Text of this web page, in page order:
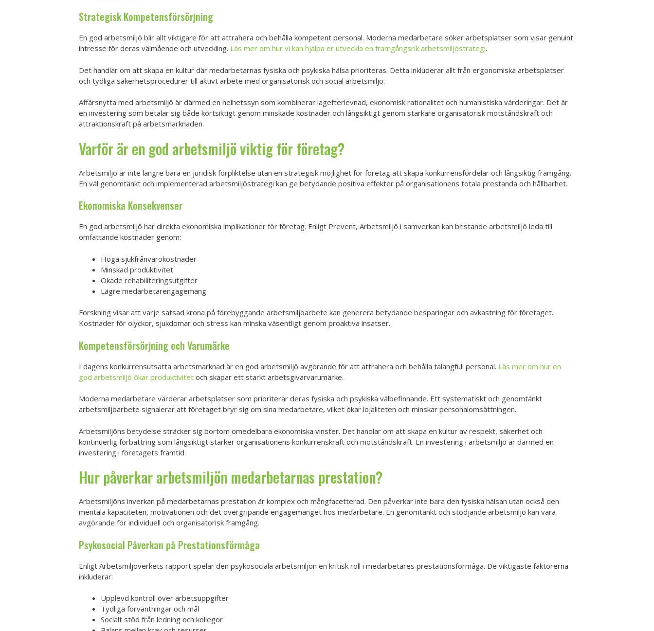
Strategisk Kompetensförsörjning
En god arbetsmiljö blir allt viktigare för att attrahera och behålla kompetent personal. Moderna medarbetare söker arbetsplatser som visar genuint
intresse för deras välmående och utveckling. Läs mer om hur vi kan hjälpa er utveckla en framgångsrik arbetsmiljöstrategi.
Det handlar om att skapa en kultur där medarbetarnas fysiska och psykiska hälsa prioriteras. Detta inkluderar allt från ergonomiska arbetsplatser
och tydliga säkerhetsprocedurer till aktivt arbete med organisatorisk och social arbetsmiljö.
Affärsnytta med arbetsmiljö är därmed en helhetssyn som kombinerar lagefterlevnad, ekonomisk rationalitet och humanistiska värderingar. Det är
en investering som betalar sig både kortsiktigt genom minskade kostnader och långsiktigt genom starkare organisatorisk motståndskraft och
attraktionskraft på arbetsmarknaden.
Varför är en god arbetsmiljö viktig för företag?
Arbetsmiljö är inte längre bara en juridisk förpliktelse utan en strategisk möjlighet för företag att skapa konkurrensfördelar och långsiktig framgång.
En väl genomtänkt och implementerad arbetsmiljöstrategi kan ge betydande positiva effekter på organisationens totala prestanda och hållbarhet.
Ekonomiska Konsekvenser
En god arbetsmiljö har direkta ekonomiska implikationer för företag. Enligt Prevent, Arbetsmiljö i samverkan kan bristande arbetsmiljö leda till
omfattande kostnader genom:
Höga sjukfrånvarokostnader
Minskad produktivitet
Ökade rehabiliteringsutgifter
Lägre medarbetarengagemang
Forskning visar att varje satsad krona på förebyggande arbetsmiljöarbete kan generera betydande besparingar och avkastning för företaget.
Kostnader för olyckor, sjukdomar och stress kan minska väsentligt genom proaktiva insatser.
Kompetensförsörjning och Varumärke
I dagens konkurrensutsatta arbetsmarknad är en god arbetsmiljö avgörande för att attrahera och behålla talangfull personal. Läs mer om hur en
god arbetsmiljö ökar produktivitet och skapar ett starkt arbetsgivarvarumärke.
Moderna medarbetare värderar arbetsplatser som prioriterar deras fysiska och psykiska välbefinnande. Ett systematiskt och genomtänkt
arbetsmiljöarbete signalerar att företaget bryr sig om sina medarbetare, vilket ökar lojaliteten och minskar personalomsättningen.
Arbetsmiljöns betydelse sträcker sig bortom omedelbara ekonomiska vinster. Det handlar om att skapa en kultur av respekt, säkerhet och
kontinuerlig förbättring som långsiktigt stärker organisationens konkurrenskraft och motståndskraft. En investering i arbetsmiljö är därmed en
investering i företagets framtid.
Hur påverkar arbetsmiljön medarbetarnas prestation?
Arbetsmiljöns inverkan på medarbetarnas prestation är komplex och mångfacetterad. Den påverkar inte bara den fysiska hälsan utan också den
mentala kapaciteten, motivationen och det övergripande engagemanget hos medarbetare. En genomtänkt och stödjande arbetsmiljö kan vara
avgörande för individuell och organisatorisk framgång.
Psykosocial Påverkan på Prestationsförmåga
Enligt Arbetsmiljöverkets rapport spelar den psykosociala arbetsmiljön en kritisk roll i medarbetares prestationsförmåga. De viktigaste faktorerna
inkluderar:
Upplevd kontroll över arbetsuppgifter
Tydliga förväntningar och mål
Socialt stöd från ledning och kollegor